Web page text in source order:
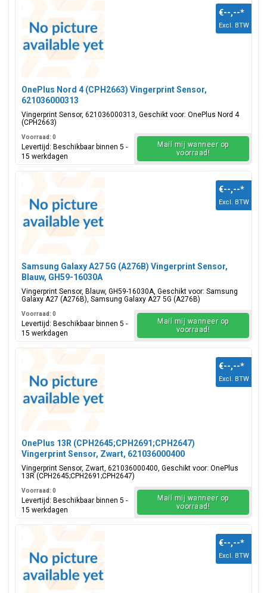
OnePlus Nord 4 (CPH2663) Vingerprint Sensor,
621036000313
Vingerprint Sensor, 621036000313, Geschikt voor: OnePlus Nord 4
(CPH2663)
€--,--*
Excl. BTW
Voorraad: 0
Levertijd: Beschikbaar binnen 5 -
15 werkdagen
Mail mij wanneer op
voorraad!
Samsung Galaxy A27 5G (A276B) Vingerprint Sensor,
Blauw, GH59-16030A
Vingerprint Sensor, Blauw, GH59-16030A, Geschikt voor: Samsung
Galaxy A27 (A276B), Samsung Galaxy A27 5G (A276B)
€--,--*
Excl. BTW
Voorraad: 0
Levertijd: Beschikbaar binnen 5 -
15 werkdagen
Mail mij wanneer op
voorraad!
OnePlus 13R (CPH2645;CPH2691;CPH2647)
Vingerprint Sensor, Zwart, 621036000400
Vingerprint Sensor, Zwart, 621036000400, Geschikt voor: OnePlus
13R (CPH2645;CPH2691;CPH2647)
€--,--*
Excl. BTW
Voorraad: 0
Levertijd: Beschikbaar binnen 5 -
15 werkdagen
Mail mij wanneer op
voorraad!
€--,--*
Excl. BTW